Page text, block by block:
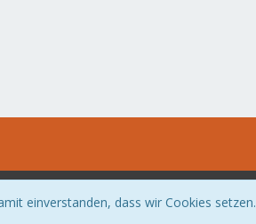
Software: WoltLab Suite™
einverstanden, dass wir Cookies setzen.